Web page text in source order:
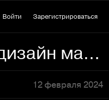
Войти Зарегистрироваться
Разработка дизайн макет сайта по обучению GAME-GURU
12 февраля 2024